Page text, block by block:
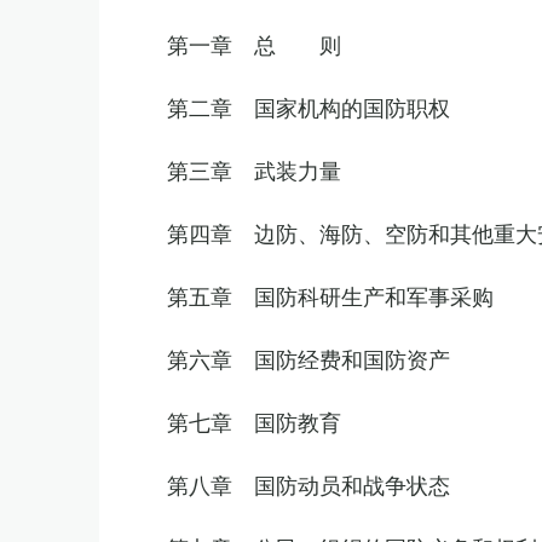
第一章 总 则
第二章 国家机构的国防职权
第三章 武装力量
第四章 边防、海防、空防和其他重大
第五章 国防科研生产和军事采购
第六章 国防经费和国防资产
第七章 国防教育
第八章 国防动员和战争状态